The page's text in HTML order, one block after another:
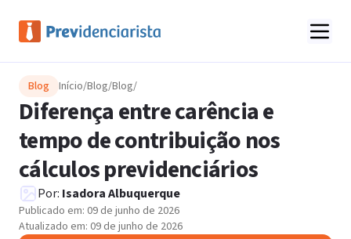
Blog Início/Blog/Blog/
Diferença entre carência e
tempo de contribuição nos
cálculos previdenciários
Por: Isadora Albuquerque
Publicado em: 09 de junho de 2026
Atualizado em: 09 de junho de 2026